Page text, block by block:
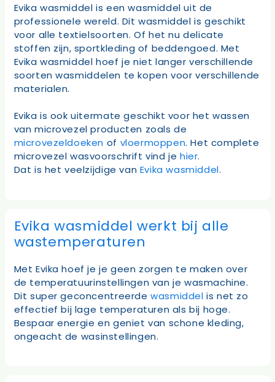
Evika wasmiddel is een wasmiddel uit de
professionele wereld. Dit wasmiddel is geschikt
voor alle textielsoorten. Of het nu delicate
stoffen zijn, sportkleding of beddengoed. Met
Evika wasmiddel hoef je niet langer verschillende
soorten wasmiddelen te kopen voor verschillende
materialen.
Evika is ook uitermate geschikt voor het wassen
van microvezel producten zoals de
microvezeldoeken of vloermoppen. Het complete
microvezel wasvoorschrift vind je hier.
Dat is het veelzijdige van Evika wasmiddel.
Evika wasmiddel werkt bij alle
wastemperaturen
Met Evika hoef je je geen zorgen te maken over
de temperatuurinstellingen van je wasmachine.
Dit super geconcentreerdewasmiddel is net zo
effectief bij lage temperaturen als bij hoge.
Bespaar energie en geniet van schone kleding,
ongeacht de wasinstellingen.